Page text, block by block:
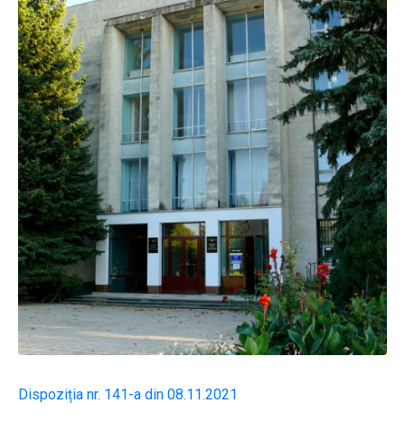
Dispoziția nr. 141-a din 08.11.2021